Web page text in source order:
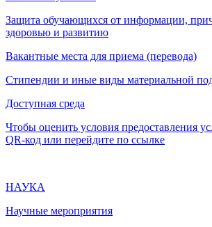
Защита обучающихся от информации,
здоровью и развитию
Вакантные места для приема (перевода)
Стипендии и иные виды материальной
Доступная среда
Чтобы оценить условия предоставления
QR-код или перейдите по ссылке
НАУКА
Научные мероприятия